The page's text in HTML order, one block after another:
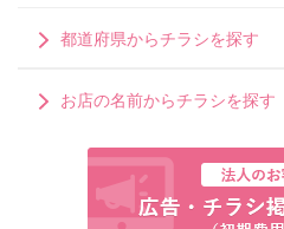
都道府県からチラシを探す
お店の名前からチラシを探す